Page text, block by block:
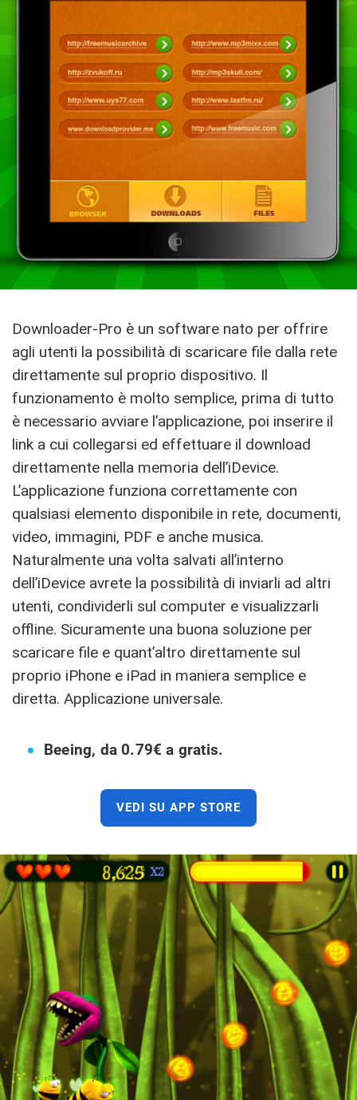
Downloader-Pro è un software nato per offrire
agli utenti la possibilità di scaricare file dalla rete
direttamente sul proprio dispositivo. Il
funzionamento è molto semplice, prima di tutto
è necessario avviare l’applicazione, poi inserire il
link a cui collegarsi ed effettuare il download
direttamente nella memoria dell’iDevice.
L’applicazione funziona correttamente con
qualsiasi elemento disponibile in rete, documenti,
video, immagini, PDF e anche musica.
Naturalmente una volta salvati all’interno
dell’iDevice avrete la possibilità di inviarli ad altri
utenti, condividerli sul computer e visualizzarli
offline. Sicuramente una buona soluzione per
scaricare file e quant’altro direttamente sul
proprio iPhone e iPad in maniera semplice e
diretta. Applicazione universale.
Beeing, da 0.79€ a gratis.
VEDI SU APP STORE